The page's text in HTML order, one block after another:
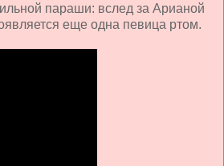
параши: вслед за Арианой
еще одна певица ртом.